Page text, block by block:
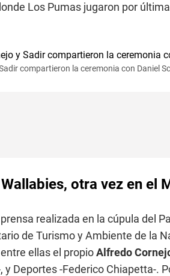
Los Pumas jugaron por
compartieron la ceremonia con Daniel
otra vez en el
realizada en la cúpula del
de Turismo y Ambiente de la
ellas el propioAlfredo
y Deportes -Federico Chiapetta-.